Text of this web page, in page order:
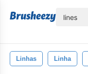
Linhas Linha